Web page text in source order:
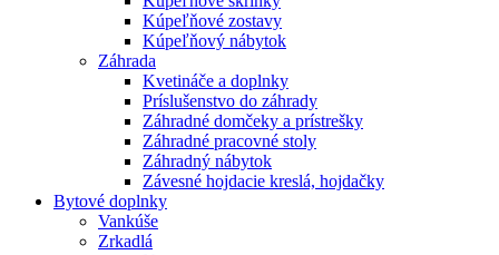
Kúpeľňové zostavy
Kúpeľňový nábytok
Záhrada
Kvetináče a doplnky
Príslušenstvo do záhrady
Záhradné domčeky a prístrešky
Záhradné pracovné stoly
Záhradný nábytok
Závesné hojdacie kreslá, hojdačky
Bytové doplnky
Vankúše
Zrkadlá